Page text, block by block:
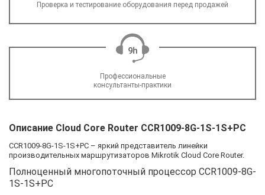
Проверка и тестирование оборудования перед продажей
Профессиональные
консультанты-практики
Описание Cloud Core Router CCR1009-8G-1S-1S+PC
CCR1009-8G-1S-1S+PC – яркий представитель линейки
производительных маршрутизаторов Mikrotik Cloud Core Router.
Полноценный многопоточный процессор CCR1009-8G-
1S-1S+PC